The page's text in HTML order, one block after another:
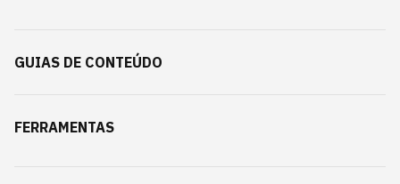
GUIAS DE CONTEÚDO
FERRAMENTAS